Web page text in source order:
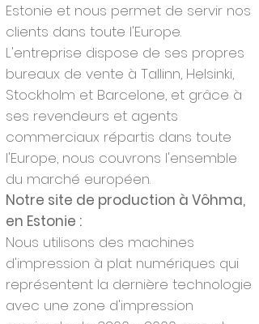
Estonie et nous permet de servir nos
clients dans toute l'Europe.
L'entreprise dispose de ses propres
bureaux de vente à Tallinn, Helsinki,
Stockholm et Barcelone, et grâce à
ses revendeurs et agents
commerciaux répartis dans toute
l'Europe, nous couvrons l'ensemble
du marché européen.
Notre site de production à Vôhma,
en Estonie :
Nous utilisons des machines
d'impression à plat numériques qui
représentent la dernière technologie
avec une zone d'impression